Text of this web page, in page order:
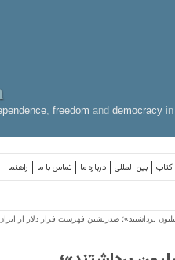
freedom and democracy in
راهنما تماس با ما درباره ما بین المللی